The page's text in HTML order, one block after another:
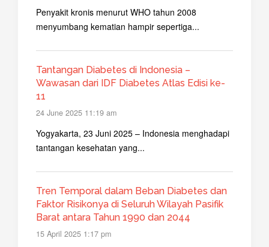
Penyakit kronis menurut WHO tahun 2008
menyumbang kematian hampir sepertiga...
Tantangan Diabetes di Indonesia –
Wawasan dari IDF Diabetes Atlas Edisi ke-
11
24 June 2025 11:19 am
Yogyakarta, 23 Juni 2025 – Indonesia menghadapi
tantangan kesehatan yang...
Tren Temporal dalam Beban Diabetes dan
Faktor Risikonya di Seluruh Wilayah Pasifik
Barat antara Tahun 1990 dan 2044
15 April 2025 1:17 pm